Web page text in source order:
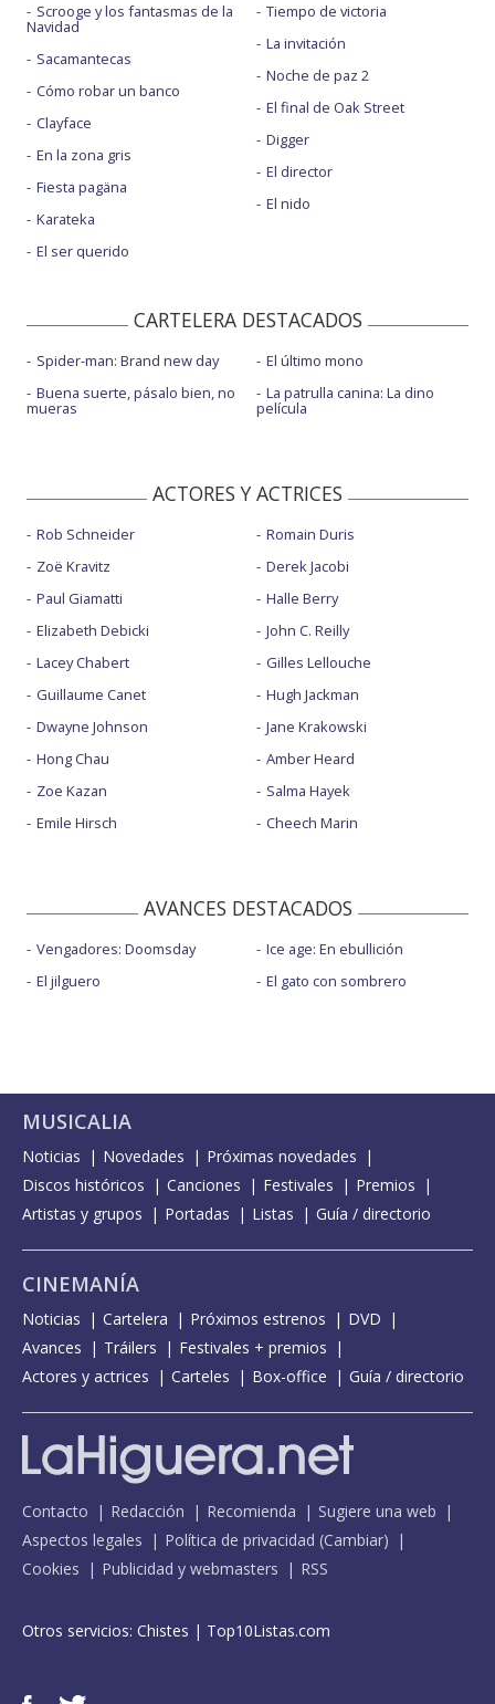
Scrooge y los fantasmas de la
Navidad
Sacamantecas
Cómo robar un banco
Clayface
En la zona gris
Fiesta pagäna
Karateka
El ser querido
Tiempo de victoria
La invitación
Noche de paz 2
El final de Oak Street
Digger
El director
El nido
CARTELERA DESTACADOS
Spider-man: Brand new day
Buena suerte, pásalo bien, no
mueras
El último mono
La patrulla canina: La dino
película
ACTORES Y ACTRICES
Rob Schneider
Zoë Kravitz
Paul Giamatti
Elizabeth Debicki
Lacey Chabert
Guillaume Canet
Dwayne Johnson
Hong Chau
Zoe Kazan
Emile Hirsch
Romain Duris
Derek Jacobi
Halle Berry
John C. Reilly
Gilles Lellouche
Hugh Jackman
Jane Krakowski
Amber Heard
Salma Hayek
Cheech Marin
AVANCES DESTACADOS
Vengadores: Doomsday
El jilguero
Ice age: En ebullición
El gato con sombrero
MUSICALIA
Noticias Novedades
Próximas novedades
Discos históricos
Canciones Festivales
Premios
Artistas y grupos
Portadas Listas Guía / directorio
CINEMANÍA
Noticias Cartelera Próximos estrenos
DVD
Avances
Tráilers
Festivales + premios
Actores y actrices
Carteles Box-office Guía / directorio
Contacto Redacción Recomienda
Sugiere una web
Aspectos legales
Política de privacidad (Cambiar)
Cookies
Publicidad y webmasters RSS
Otros servicios: Chistes | Top10Listas.com